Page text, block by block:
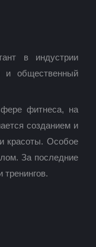
в индустрии
и общественный
фитнеса, на
созданием и
красоты. Особое
За последние
тренингов.